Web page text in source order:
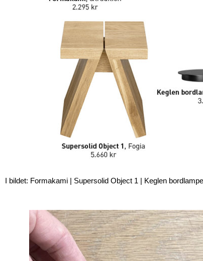
I bildet: Formakami | Supersolid Object 1 | Keglen